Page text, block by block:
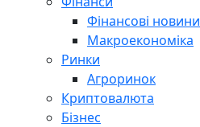
Фінансові новини
Макроекономіка
Ринки
Агроринок
Криптовалюта
Бізнес